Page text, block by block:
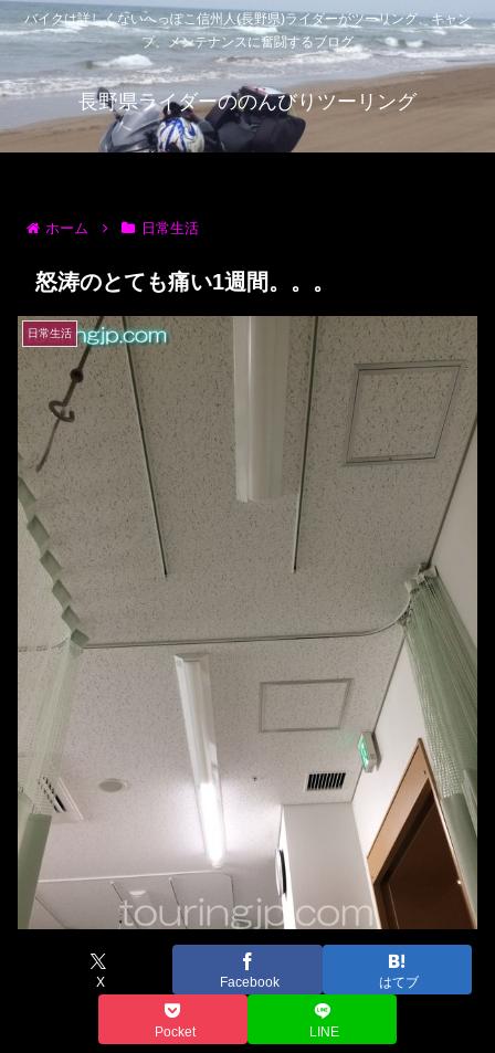
バイクは詳しくないへっぽこ信州人(長野県)ライダーがツーリング、キャン
プ、メンテナンスに奮闘するブログ
長野県ライダーののんびりツーリング
ホーム 日常生活
怒涛のとても痛い1週間。。。
日常生活
X Facebook はてブ
Pocket LINE